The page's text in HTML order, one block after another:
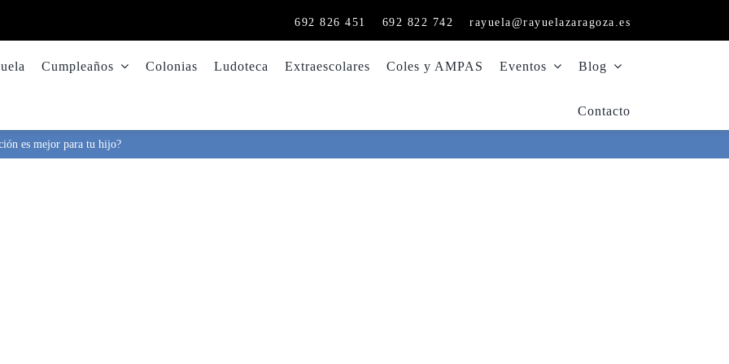
692 826 451 692 822 742 rayuela@rayuelazaragoza.es
Cumpleaños Colonias Ludoteca Extraescolares Coles y AMPAS Eventos Blog
Contacto
es mejor para tu hijo?